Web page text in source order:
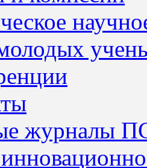
журналы